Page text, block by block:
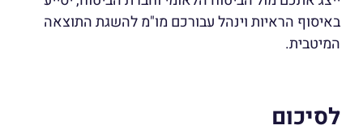
באיסוף הראיות וינהל עבורכם מו"מ להשגת התוצאה
המיטבית.
לסיכום